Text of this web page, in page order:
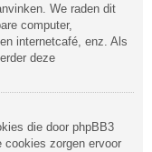
We raden dit
computer,
internetcafé, enz. Als
deze
die door phpBB3
cookies zorgen ervoor